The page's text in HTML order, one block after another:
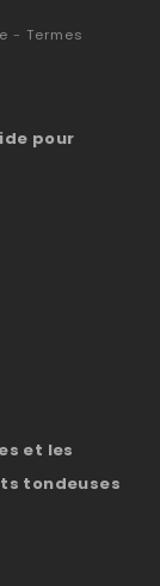
- Termes
pour
et les
tondeuses